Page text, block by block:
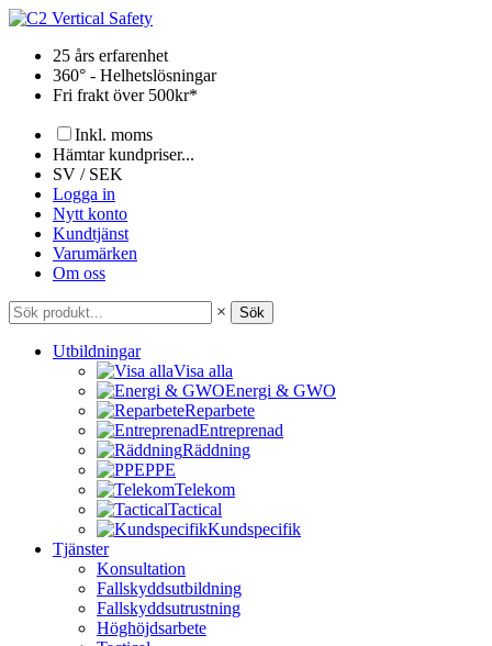
Hoppa
innehåll25 års erfarenhet
360° - Helhetslösningar
Fri frakt över 500kr*
Inkl. moms
Hämtar kundpriser...
SV / SEK
Logga in
Nytt konto
Kundtjänst
Varumärken
Om oss
× Sök
Utbildningar
Visa alla
Energi & GWO
Reparbete
Entreprenad
Räddning
PPE
Telekom
Tactical
Kundspecifik
Tjänster
Konsultation
Fallskyddsutbildning
Fallskyddsutrustning
Höghöjdsarbete